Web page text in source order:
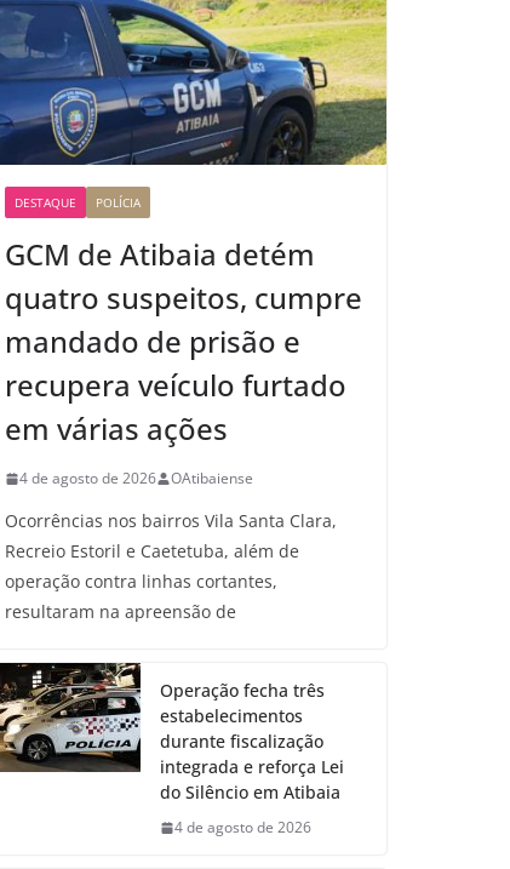
DESTAQUE POLÍCIA
GCM de Atibaia detém
quatro suspeitos, cumpre
mandado de prisão e
recupera veículo furtado
em várias ações
4 de agosto de 2026 OAtibaiense
Ocorrências nos bairros Vila Santa Clara,
Recreio Estoril e Caetetuba, além de
operação contra linhas cortantes,
resultaram na apreensão de
Operação fecha três
estabelecimentos
durante fiscalização
integrada e reforça Lei
do Silêncio em Atibaia
4 de agosto de 2026